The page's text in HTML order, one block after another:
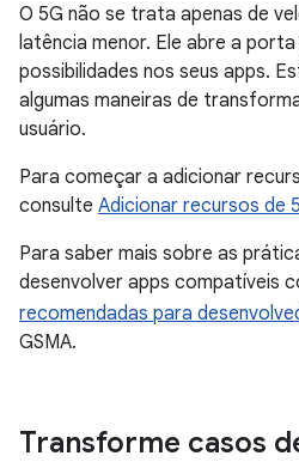
O 5G não se trata apenas de
latência menor. Ele abre a
possibilidades nos seus apps.
algumas maneiras de
usuário.
Para começar a adicionar
consulte Adicionar recursos de
Para saber mais sobre as
desenvolver apps compatíveis
recomendadas para
GSMA.
Transforme casos